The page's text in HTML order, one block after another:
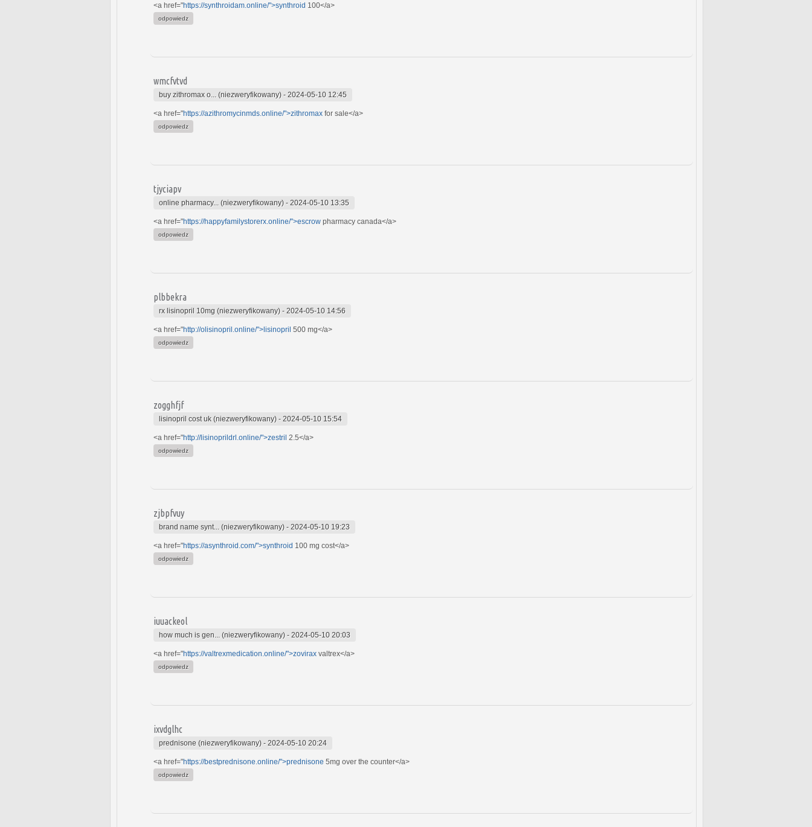
<a href="https://synthroidam.online/">synthroid 100</a>
odpowiedz
wmcfvtvd
buy zithromax o... (niezweryfikowany) - 2024-05-10 12:45
<a href="https://azithromycinmds.online/">zithromax for sale</a>
odpowiedz
tjyciapv
online pharmacy... (niezweryfikowany) - 2024-05-10 13:35
<a href="https://happyfamilystorerx.online/">escrow pharmacy canada</a>
odpowiedz
plbbekra
rx lisinopril 10mg (niezweryfikowany) - 2024-05-10 14:56
<a href="http://olisinopril.online/">lisinopril 500 mg</a>
odpowiedz
zogghfjf
lisinopril cost uk (niezweryfikowany) - 2024-05-10 15:54
<a href="http://lisinoprildrl.online/">zestril 2.5</a>
odpowiedz
zjbpfvuy
brand name synt... (niezweryfikowany) - 2024-05-10 19:23
<a href="https://asynthroid.com/">synthroid 100 mg cost</a>
odpowiedz
iuuackeol
how much is gen... (niezweryfikowany) - 2024-05-10 20:03
<a href="https://valtrexmedication.online/">zovirax valtrex</a>
odpowiedz
ixvdglhc
prednisone (niezweryfikowany) - 2024-05-10 20:24
<a href="https://bestprednisone.online/">prednisone 5mg over the counter</a>
odpowiedz